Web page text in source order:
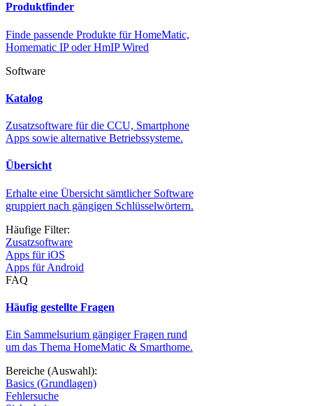
Produktfinder
Finde passende Produkte für HomeMatic,
Homematic IP oder HmIP Wired
Software
Katalog
Zusatzsoftware für die CCU, Smartphone
Apps sowie alternative Betriebssysteme.
Übersicht
Erhalte eine Übersicht sämtlicher Software
gruppiert nach gängigen Schlüsselwörtern.
Häufige Filter:
Zusatzsoftware
Apps für iOS
Apps für Android
FAQ
Häufig gestellte Fragen
Ein Sammelsurium gängiger Fragen rund
um das Thema HomeMatic & Smarthome.
Bereiche (Auswahl):
Basics (Grundlagen)
Fehlersuche